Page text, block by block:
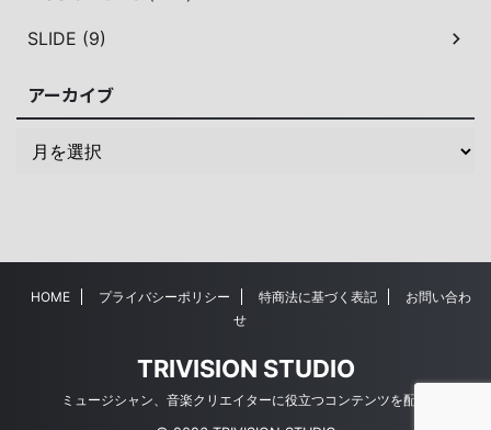
SLIDE (9)
アーカイブ
HOME プライバシーポリシー 特商法に基づく表記
お問い合わ
せ
TRIVISION STUDIO
ミュージシャン、音楽クリエイターに役立つコンテンツを配信